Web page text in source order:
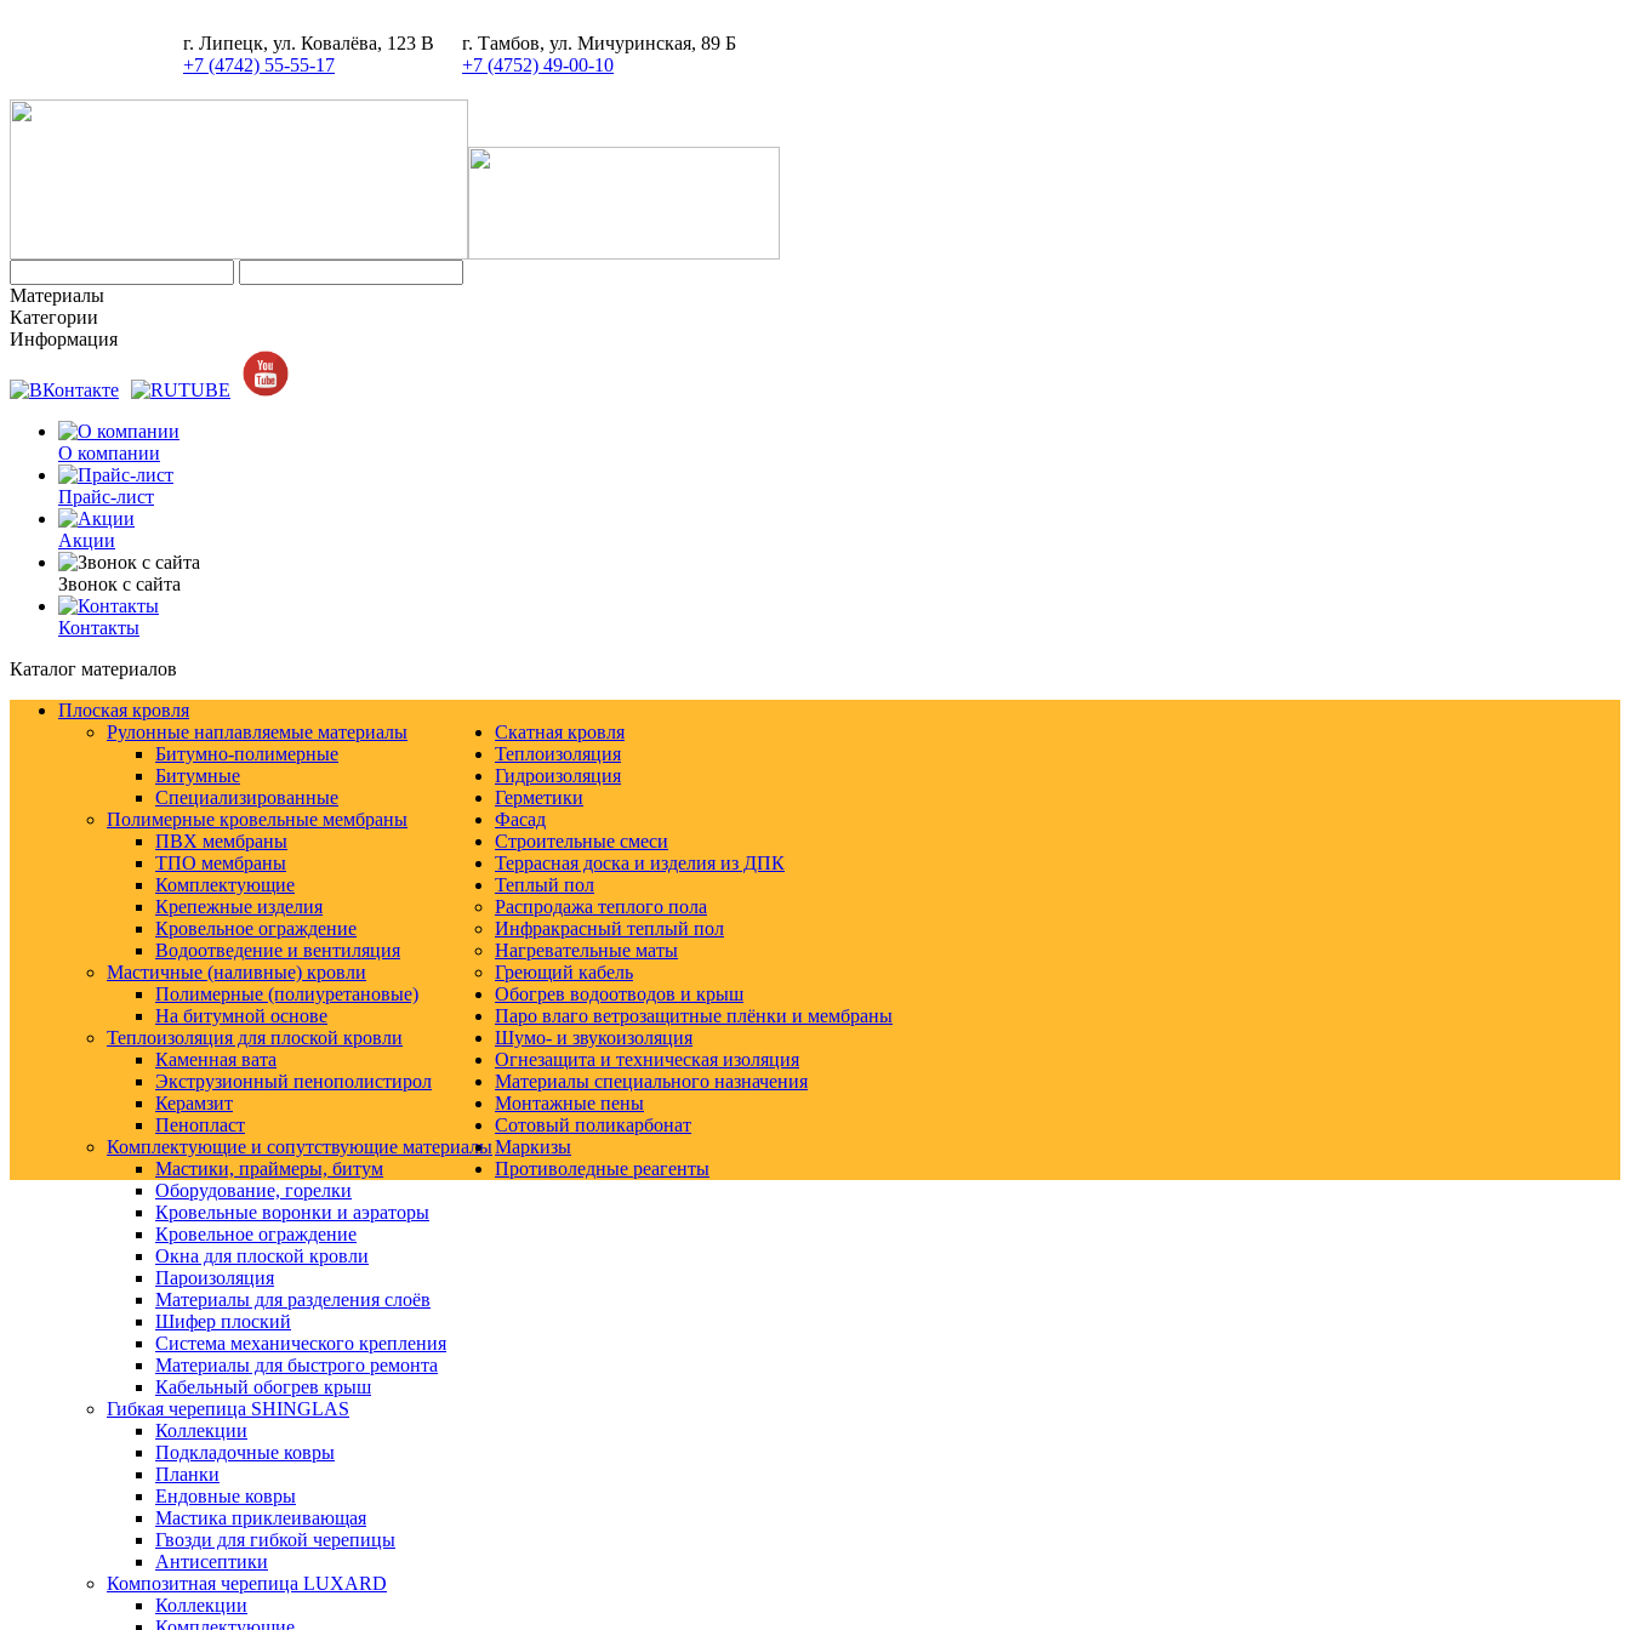
г. Липецк, ул. Ковалёва, 123 В
+7 (4742) 55-55-17
г. Тамбов, ул. Мичуринская, 89 Б
+7 (4752) 49-00-10
Материалы
Категории
Информация
О компании
Прайс-лист
Акции
Звонок с сайта
Контакты
Каталог материалов
Плоская кровля
Рулонные наплавляемые материалы
Битумно-полимерные
Битумные
Специализированные
Полимерные кровельные мембраны
ПВХ мембраны
ТПО мембраны
Комплектующие
Крепежные изделия
Кровельное ограждение
Водоотведение и вентиляция
Мастичные (наливные) кровли
Полимерные (полиуретановые)
На битумной основе
Теплоизоляция для плоской кровли
Каменная вата
Экструзионный пенополистирол
Керамзит
Пенопласт
Комплектующие и сопутствующие материалы
Мастики, праймеры, битум
Оборудование, горелки
Кровельные воронки и аэраторы
Кровельное ограждение
Окна для плоской кровли
Пароизоляция
Материалы для разделения слоёв
Шифер плоский
Система механического крепления
Материалы для быстрого ремонта
Кабельный обогрев крыш
Скатная кровля
Гибкая черепица SHINGLAS
Коллекции
Подкладочные ковры
Планки
Ендовные ковры
Мастика приклеивающая
Гвозди для гибкой черепицы
Антисептики
Композитная черепица LUXARD
Коллекции
Теплоизоляция
Гидроизоляция
Герметики
Фасад
Строительные смеси
Террасная доска и изделия из ДПК
Теплый пол
Распродажа теплого пола
Инфракрасный теплый пол
Нагревательные маты
Греющий кабель
Обогрев водоотводов и крыш
Паро влаго ветрозащитные плёнки и мембраны
Шумо- и звукоизоляция
Огнезащита и техническая изоляция
Материалы специального назначения
Монтажные пены
Сотовый поликарбонат
Маркизы
Противоледные реагенты